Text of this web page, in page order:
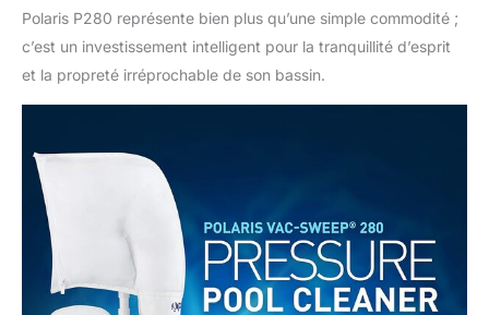
Polaris P280 représente bien plus qu’une simple commodité ;
c’est un investissement intelligent pour la tranquillité d’esprit
et la propreté irréprochable de son bassin.